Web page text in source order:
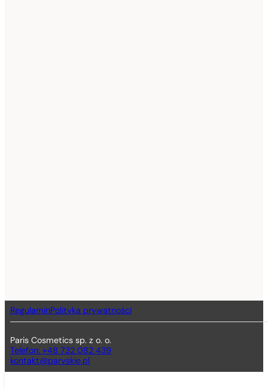
RegulaminPolityka prywatności
Paris Cosmetics sp. z o. o.
Telefon: +48 732 082 439
kontakt@paryskie.pl